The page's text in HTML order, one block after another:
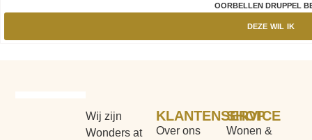
OORBELLEN DRUPPEL
DEZE WIL IK
Wij zijn
Wonders at
SHOP
Wonen &
KLANTENSERVICE
Over ons